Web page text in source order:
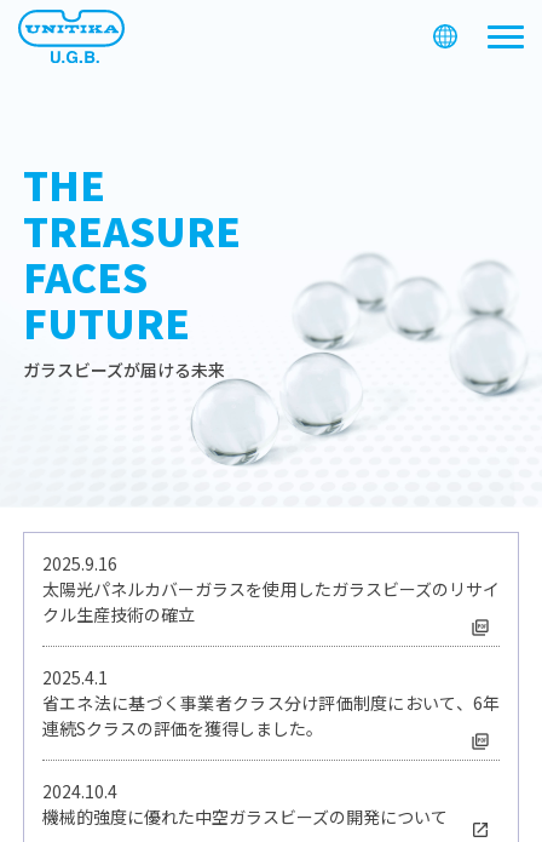
THE
TREASURE
FACES
FUTURE
ガラスビーズが届ける未来
2025.9.16
太陽光パネルカバーガラスを使用したガラスビーズのリサイ
クル生産技術の確立
2025.4.1
省エネ法に基づく事業者クラス分け評価制度において、6年
連続Sクラスの評価を獲得しました。
2024.10.4
機械的強度に優れた中空ガラスビーズの開発について